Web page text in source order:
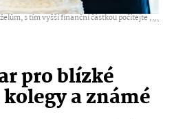
s tím vyšší finanční částkou počítejte ,...
pro blízké
a známé